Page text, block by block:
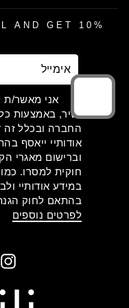
AND GET 10%
אני מאשר/ת
ישיר, באמצעות
אודותיי ייאסף
וברישום מאגרי
חוקית למסרו. כמו
במידע אודותיי
בהתאם לחוק הגנת
לפרטים נוספים